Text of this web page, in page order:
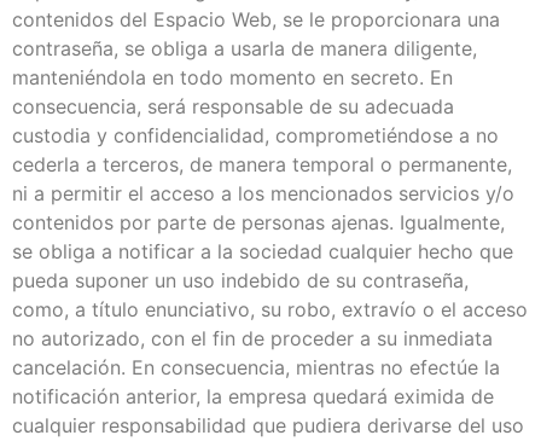
contenidos del Espacio Web, se le proporcionara una
contraseña, se obliga a usarla de manera diligente,
manteniéndola en todo momento en secreto. En
consecuencia, será responsable de su adecuada
custodia y confidencialidad, comprometiéndose a no
cederla a terceros, de manera temporal o permanente,
ni a permitir el acceso a los mencionados servicios y/o
contenidos por parte de personas ajenas. Igualmente,
se obliga a notificar a la sociedad cualquier hecho que
pueda suponer un uso indebido de su contraseña,
como, a título enunciativo, su robo, extravío o el acceso
no autorizado, con el fin de proceder a su inmediata
cancelación. En consecuencia, mientras no efectúe la
notificación anterior, la empresa quedará eximida de
cualquier responsabilidad que pudiera derivarse del uso